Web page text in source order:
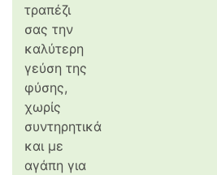
τραπέζι
σας την
καλύτερη
γεύση της
φύσης,
χωρίς
συντηρητικά
και με
αγάπη για